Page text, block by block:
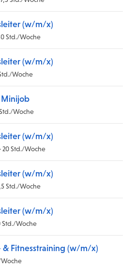
(w/m/x)
Std./Woche
(w/m/x)
Woche
Woche
(w/m/x)
20 Std./Woche
(w/m/x)
Std./Woche
(w/m/x)
Std./Woche
& Fitnesstraining (w/m/x)
Woche